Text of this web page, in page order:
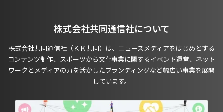
株式会社共同通信社について
株式会社共同通信社（ＫＫ共同）は、ニュースメディアをはじめとする
コンテンツ制作、スポーツから文化事業に関するイベント運営、ネット
ワークとメディアの力を活かしたブランディングなど幅広い事業を展開
しています。